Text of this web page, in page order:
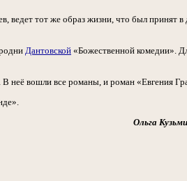
тот же образ жизни, что был принят в
Дантовской «Божественной комедии».
неё вошли все романы, и роман «Евгения
Ольга